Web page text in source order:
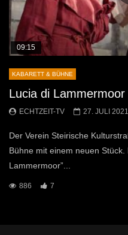
09:15
KABARETT & BÜHNE
Lucia di
ECHTZEIT-TV 27. JULI 2021
Der Verein Steirische
Bühne mit einem neuen Stück.
Lammermoor”...
886 7